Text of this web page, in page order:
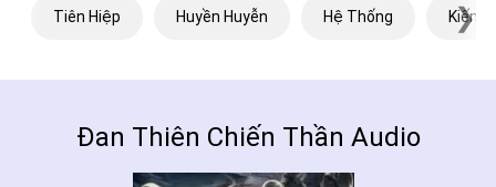
Tiên Hiệp Huyền Huyễn Hệ Thống Kiếm
❯
Đan Thiên Chiến Thần Audio